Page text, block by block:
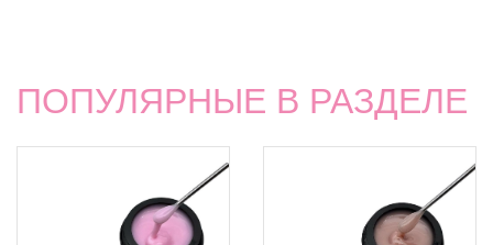
ПОПУЛЯРНЫЕ В РАЗДЕЛЕ